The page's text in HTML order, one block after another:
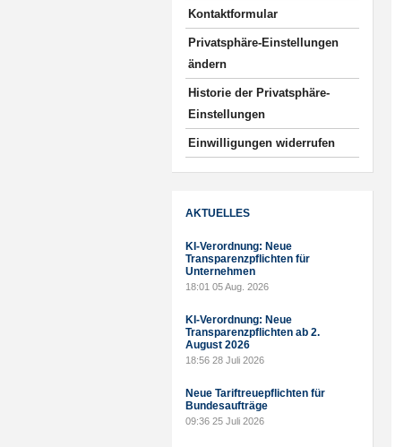
Kontaktformular
Privatsphäre-Einstellungen
ändern
Historie der Privatsphäre-
Einstellungen
Einwilligungen widerrufen
AKTUELLES
KI-Verordnung: Neue
Transparenzpflichten für
Unternehmen
18:01 05 Aug. 2026
KI-Verordnung: Neue
Transparenzpflichten ab 2.
August 2026
18:56 28 Juli 2026
Neue Tariftreuepflichten für
Bundesaufträge
09:36 25 Juli 2026